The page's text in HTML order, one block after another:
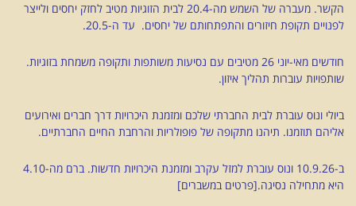
הקשר. מעברה של השמש מה-20.4 לבית הזוגיות מטיב לחזק יחסים ולייצר
לפנויים תקופת חיזורים והתפתחותם של יחסים. עד ה-20.5.
חודשים מאי-יוני 26 מטיבים עם נסיעות משותפות ותקופה משמחת בזוגיות.
שותפויות עוברות תהליך איזון.
ביולי ונוס עוברת לבית החברתי שלכם ומזמנת היכרויות דרך חברים ואירועים
אליהם תוזמנו. תיהנו מתקופה של פופולריות והרחבת החיים החברתיים.
ב-10.9.26 ונוס עוברת למזל עקרב ומזמנת היכרויות חדשות. ברם מה-4.10
היא מתחילה נסיגה.[פרטים במשברים]